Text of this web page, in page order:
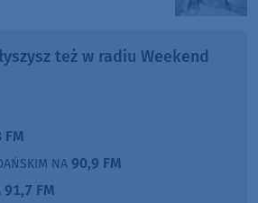
też w radiu Weekend
FM
NA 90,9 FM
91,7 FM